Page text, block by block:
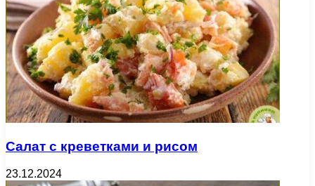
Салат с креветками и рисом
23.12.2024